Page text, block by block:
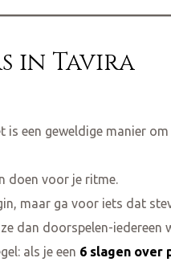
in Tavira
is een geweldige manier
doen voor je ritme.
maar ga voor iets dat
dan doorspelen-iedereen
als je een 6 slagen over